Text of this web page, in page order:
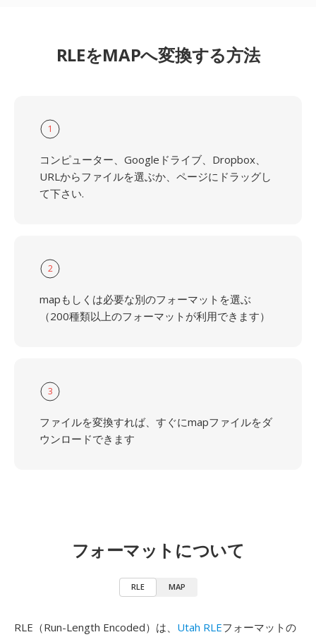
RLEをMAPへ変換する方法
1
コンピューター、Googleドライブ、Dropbox、
URLからファイルを選ぶか、ページにドラッグし
て下さい.
2
mapもしくは必要な別のフォーマットを選ぶ
（200種類以上のフォーマットが利用できます）
3
ファイルを変換すれば、すぐにmapファイルをダ
ウンロードできます
フォーマットについて
RLE MAP
RLE（Run-Length Encoded）は、 Utah RLEフォーマットの